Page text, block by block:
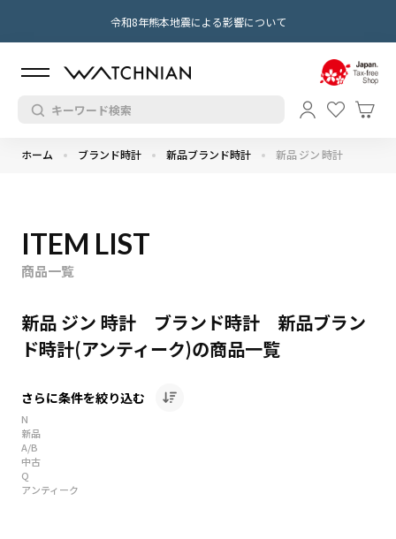
令和8年熊本地震による影響について
ホーム ブランド時計 新品ブランド時計 新品 ジン 時計
ITEM LIST
商品一覧
新品 ジン 時計 ブランド時計 新品ブラン
ド時計(アンティーク)の商品一覧
さらに条件を絞り込む
N
新品
A/B
中古
Q
アンティーク